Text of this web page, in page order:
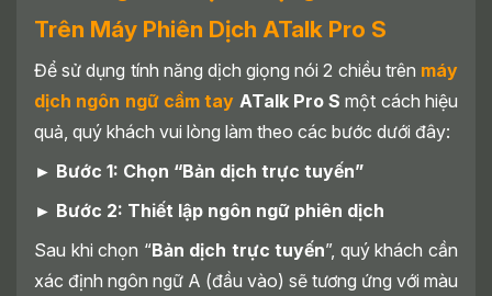
6. KẾT LUẬN
Trên Máy Phiên Dịch ATalk Pro S
Để sử dụng tính năng dịch giọng nói 2 chiều trên máy
dịch ngôn ngữ cầm tay ATalk Pro S một cách hiệu
quả, quý khách vui lòng làm theo các bước dưới đây:
► Bước 1: Chọn “Bản dịch trực tuyến”
► Bước 2: Thiết lập ngôn ngữ phiên dịch
Sau khi chọn “Bản dịch trực tuyến”, quý khách cần
xác định ngôn ngữ A (đầu vào) sẽ tương ứng với màu